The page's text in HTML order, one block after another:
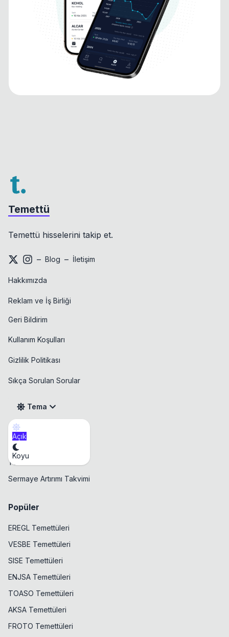
Temettü
Temettü hisselerini takip et.
– Blog – İletişim
Hakkımızda
Reklam ve İş Birliği
Geri Bildirim
Kullanım Koşulları
Gizlilik Politikası
Sıkça Sorulan Sorular
Tema
Açık
Koyu
Takvim
Temettü Takvimi
Sermaye Artırımı Takvimi
Popüler
EREGL Temettüleri
VESBE Temettüleri
SISE Temettüleri
ENJSA Temettüleri
TOASO Temettüleri
AKSA Temettüleri
FROTO Temettüleri